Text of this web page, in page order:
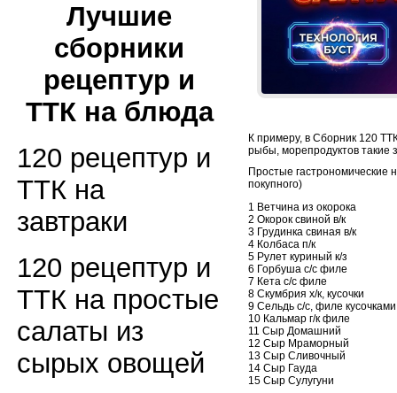
Лучшие
сборники
рецептур и
ТТК на блюда
120 рецептур и
ТТК на
завтраки
120 рецептур и
ТТК на простые
салаты из
сырых овощей
К примеру, в Сборник 120
рыбы, морепродуктов такие
Простые гастрономические
покупного)
1 Ветчина из окорока
2 Окорок свиной в/к
3 Грудинка свиная в/к
4 Колбаса п/к
5 Рулет куриный к/з
6 Горбуша с/с филе
7 Кета с/с филе
8 Скумбрия х/к, кусочки
9 Сельдь с/с, филе кусочками
10 Кальмар г/к филе
11 Сыр Домашний
12 Сыр Мраморный
13 Сыр Сливочный
14 Сыр Гауда
15 Сыр Сулугуни